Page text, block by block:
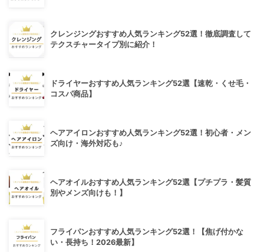
クレンジングおすすめ人気ランキング52選！徹底調査して
テクスチャータイプ別に紹介！
ドライヤーおすすめ人気ランキング52選【速乾・くせ毛・
コスパ商品】
ヘアアイロンおすすめ人気ランキング52選！初心者・メン
ズ向け・海外対応も♪
ヘアオイルおすすめ人気ランキング52選【プチプラ・髪質
別やメンズ向けも！】
フライパンおすすめ人気ランキング52選！【焦げ付かな
い・長持ち！2026最新】